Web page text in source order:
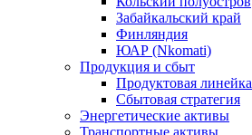
Забайкальский край
Финляндия
ЮАР (Nkomati)
Продукция и сбыт
Продуктовая линейка
Сбытовая стратегия
Энергетические активы
Транспортные активы